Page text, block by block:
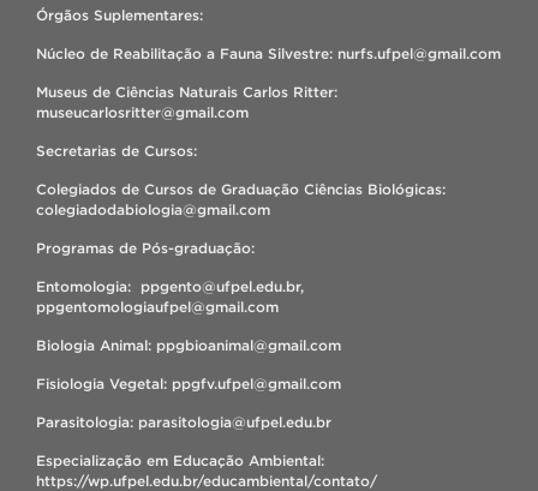
Órgãos Suplementares:
Núcleo de Reabilitação a Fauna Silvestre: nurfs.ufpel@gmail.com
Museus de Ciências Naturais Carlos Ritter:
museucarlosritter@gmail.com
Secretarias de Cursos:
Colegiados de Cursos de Graduação Ciências Biológicas:
colegiadodabiologia@gmail.com
Programas de Pós-graduação:
Entomologia: ppgento@ufpel.edu.br,
ppgentomologiaufpel@gmail.com
Biologia Animal: ppgbioanimal@gmail.com
Fisiologia Vegetal: ppgfv.ufpel@gmail.com
Parasitologia: parasitologia@ufpel.edu.br
Especialização em Educação Ambiental:
https://wp.ufpel.edu.br/educambiental/contato/